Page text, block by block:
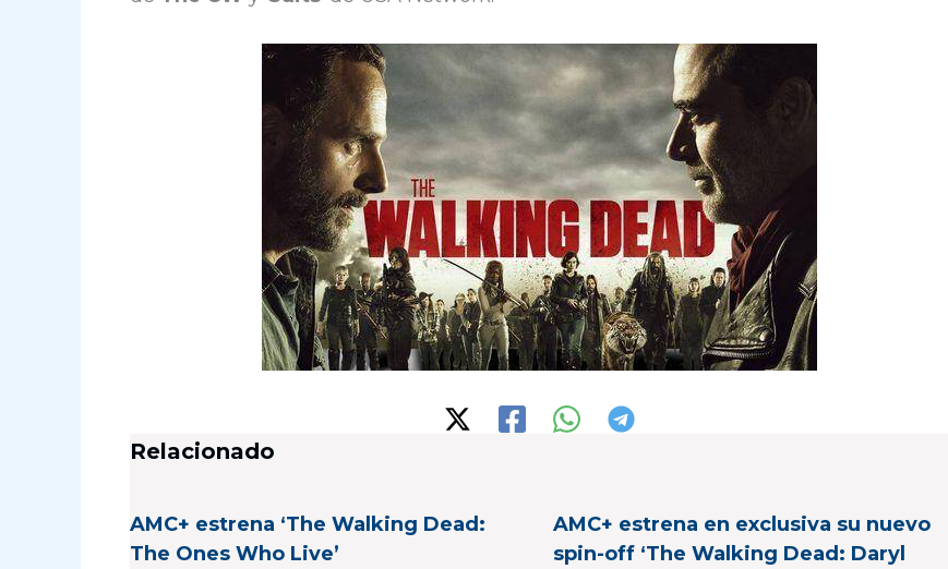
Relacionado
AMC+ estrena ‘The Walking Dead:
The Ones Who Live’
AMC+ estrena en exclusiva su nuevo
spin-off ‘The Walking Dead: Daryl